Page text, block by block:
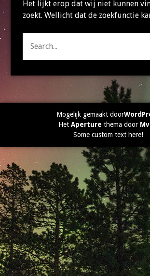
Het lijkt erop dat wij niet kunnen
zoekt. Wellicht dat de zoekfunctie
Zoeken
naar:
Mogelijk gemaakt door
Het Aperture thema door
Some custom text here!